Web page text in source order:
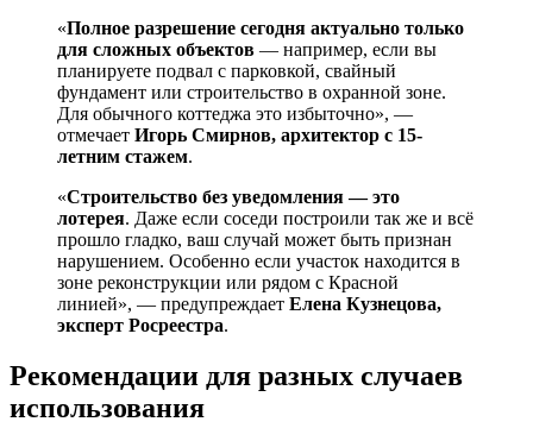
«Полное разрешение сегодня актуально только
для сложных объектов — например, если вы
планируете подвал с парковкой, свайный
фундамент или строительство в охранной зоне.
Для обычного коттеджа это избыточно», —
отмечает Игорь Смирнов, архитектор с 15-
летним стажем.
«Строительство без уведомления — это
лотерея. Даже если соседи построили так же и всё
прошло гладко, ваш случай может быть признан
нарушением. Особенно если участок находится в
зоне реконструкции или рядом с Красной
линией», — предупреждает Елена Кузнецова,
эксперт Росреестра.
Рекомендации для разных случаев
использования